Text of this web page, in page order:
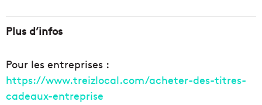
Plus d’infos
Pour les entreprises :
https://www.treizlocal.com/acheter-des-titres-
cadeaux-entreprise